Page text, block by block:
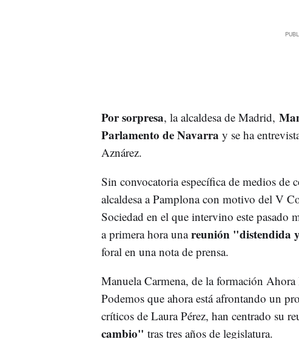
Por sorpresa, la alcaldesa de Madrid,
Parlamento de Navarra y se ha
Aznárez.
Sin convocatoria específica de medios
alcaldesa a Pamplona con motivo del V
Sociedad en el que intervino este pasado
a primera hora unareunión "distendida
foral en una nota de prensa.
Manuela Carmena, de la formación
Podemos que ahora está afrontando un
críticos de Laura Pérez, han centrado su
cambio" tras tres años de legislatura.